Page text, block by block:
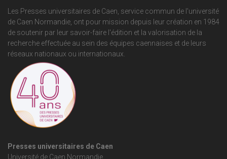
Les Presses universitaires de Caen, service commun de l'université
de Caen Normandie , ont pour mission depuis leur création en 1984
de soutenir par leur savoir-faire l'édition et la valorisation de la
recherche effectuée au sein des équipes caennaises et de leurs
réseaux nationaux ou internationaux.
Presses universitaires de Caen
Université de Caen Normandie